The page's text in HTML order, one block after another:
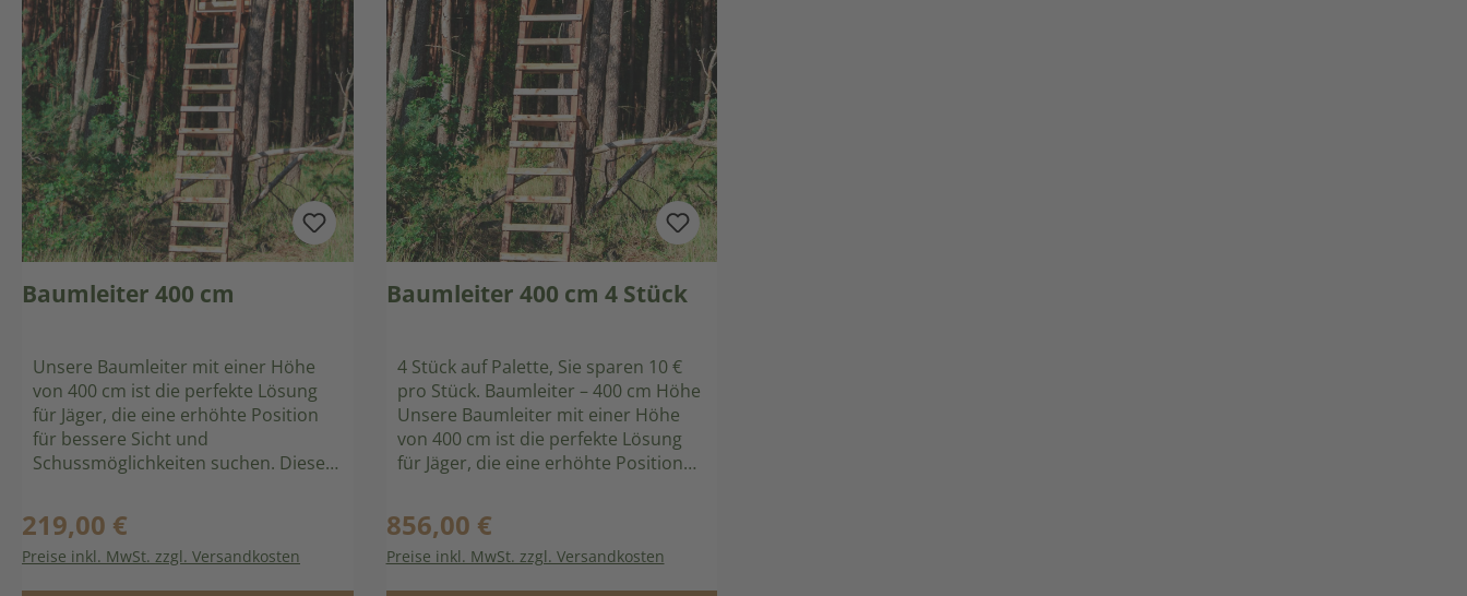
Baumleiter 400 cm
Unsere Baumleiter mit einer Höhe
von 400 cm ist die perfekte Lösung
für Jäger, die eine erhöhte Position
für bessere Sicht und
Schussmöglichkeiten suchen. Diese
Aussicht und maximale Flexibilität.
Produktmerkmale: Vormontierte
Komponenten: Die Leiter und der
Regulärer Preis:
219,00 €
Preise inkl. MwSt. zzgl. Versandkosten
Baumleiter 400 cm 4 Stück
4 Stück auf Palette, Sie sparen 10 €
pro Stück. Baumleiter – 400 cm Höhe
Unsere Baumleiter mit einer Höhe
von 400 cm ist die perfekte Lösung
für Jäger, die eine erhöhte Position
Schussmöglichkeiten suchen. Diese
Leiter bietet eine hervorragende
Aussicht und maximale Flexibilität.
Regulärer Preis:
856,00 €
Preise inkl. MwSt. zzgl. Versandkosten